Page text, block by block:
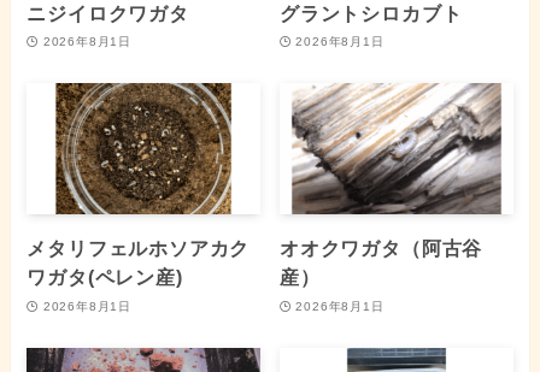
ニジイロクワガタ
2026年8月1日
グラントシロカブト
2026年8月1日
メタリフェルホソアカク
ワガタ(ペレン産)
2026年8月1日
オオクワガタ（阿古谷
産）
2026年8月1日